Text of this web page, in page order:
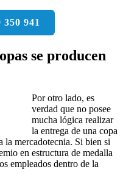
941
se producen
Por otro lado, es
verdad que no posee
mucha lógica realizar
la entrega de una copa
la mercadotecnia. Si bien si
en estructura de medalla
empleados dentro de la